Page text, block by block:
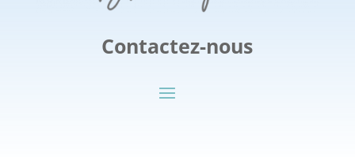
Contactez-nous